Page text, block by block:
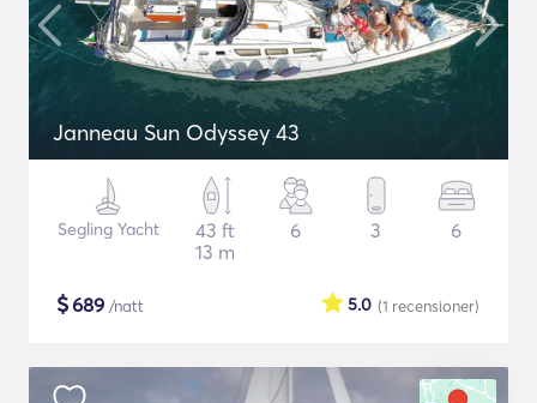
Janneau Sun Odyssey 43
Segling Yacht
43 ft
13 m
6 3 6
$689 /natt (1 recensioner)
5.0